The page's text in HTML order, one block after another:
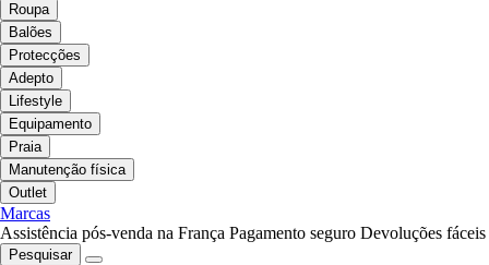
Roupa
Balões
Protecções
Adepto
Lifestyle
Equipamento
Praia
Manutenção física
Outlet
Marcas
Assistência pós-venda na França Pagamento seguro Devoluções fáceis
Pesquisar